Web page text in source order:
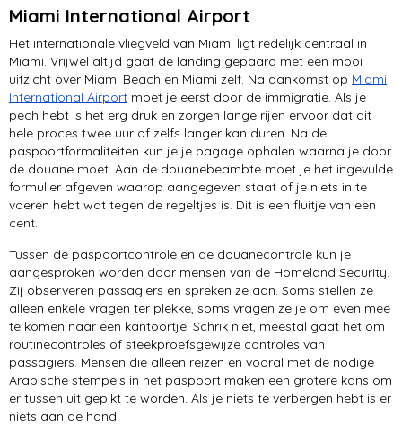
Miami International Airport
Het internationale vliegveld van Miami ligt redelijk centraal in
Miami. Vrijwel altijd gaat de landing gepaard met een mooi
uitzicht over Miami Beach en Miami zelf. Na aankomst op Miami
International Airport moet je eerst door de immigratie. Als je
pech hebt is het erg druk en zorgen lange rijen ervoor dat dit
hele proces twee uur of zelfs langer kan duren. Na de
paspoortformaliteiten kun je je bagage ophalen waarna je door
de douane moet. Aan de douanebeambte moet je het ingevulde
formulier afgeven waarop aangegeven staat of je niets in te
voeren hebt wat tegen de regeltjes is. Dit is een fluitje van een
cent.
Tussen de paspoortcontrole en de douanecontrole kun je
aangesproken worden door mensen van de Homeland Security.
Zij observeren passagiers en spreken ze aan. Soms stellen ze
alleen enkele vragen ter plekke, soms vragen ze je om even mee
te komen naar een kantoortje. Schrik niet, meestal gaat het om
routinecontroles of steekproefsgewijze controles van
passagiers. Mensen die alleen reizen en vooral met de nodige
Arabische stempels in het paspoort maken een grotere kans om
er tussen uit gepikt te worden. Als je niets te verbergen hebt is er
niets aan de hand.